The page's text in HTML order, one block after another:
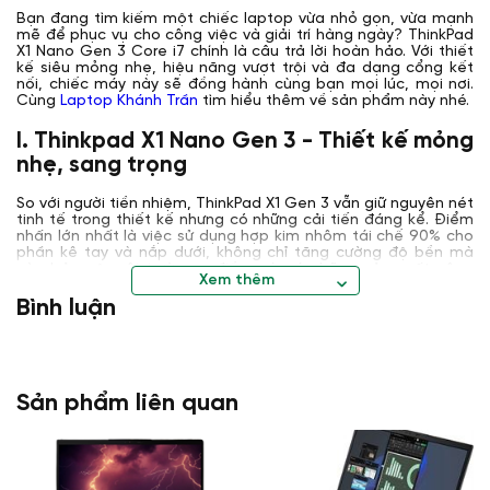
Bạn đang tìm kiếm một chiếc laptop vừa nhỏ gọn, vừa mạnh
mẽ để phục vụ cho công việc và giải trí hàng ngày? ThinkPad
X1 Nano Gen 3 Core i7 chính là câu trả lời hoàn hảo. Với thiết
kế siêu mỏng nhẹ, hiệu năng vượt trội và đa dạng cổng kết
nối, chiếc máy này sẽ đồng hành cùng bạn mọi lúc, mọi nơi.
Cùng Laptop Khánh Trần tìm hiểu thêm về sản phẩm này nhé.
I. Thinkpad X1 Nano Gen 3 - Thiết kế mỏng
nhẹ, sang trọng
So với người tiền nhiệm, ThinkPad X1 Gen 3 vẫn giữ nguyên nét
tinh tế trong thiết kế nhưng có những cải tiến đáng kể. Điểm
nhấn lớn nhất là việc sử dụng hợp kim nhôm tái chế 90% cho
phần kê tay và nắp dưới, không chỉ tăng cường độ bền mà
còn bảo vệ môi trường - điều mà các hãng sản xuất công
nghệ đang hướng đến trong tương lai.
Xem thêm
Bình luận
Sản phẩm liên quan